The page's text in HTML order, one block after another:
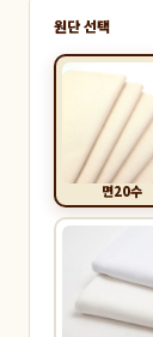
원단 선택
면20수